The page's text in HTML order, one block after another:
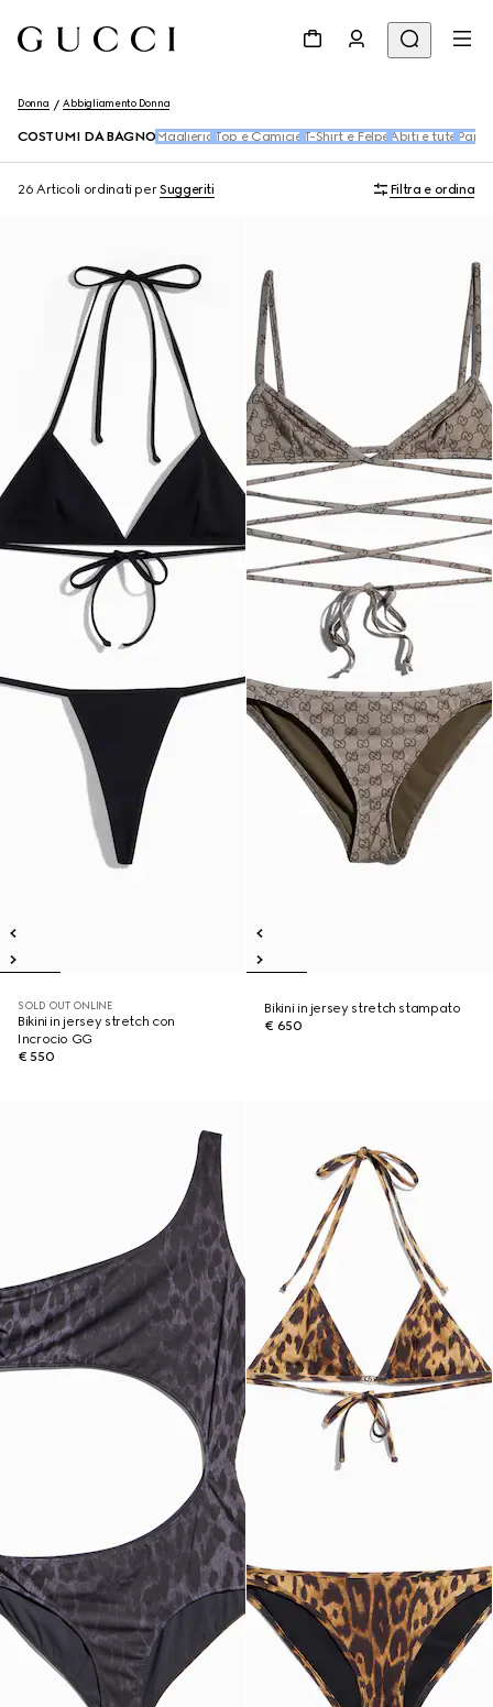
Donna Abbigliamento Donna
COSTUMI DA BAGNO Maglieria Top e Camicie T-Shirt e Felpe Abiti e tute
26 Articoli ordinati perSuggeriti Filtra e ordina
SOLD OUT ONLINE
Bikini in jersey stretch con
Incrocio GG
€ 550
Bikini in jersey stretch stampato
€ 650